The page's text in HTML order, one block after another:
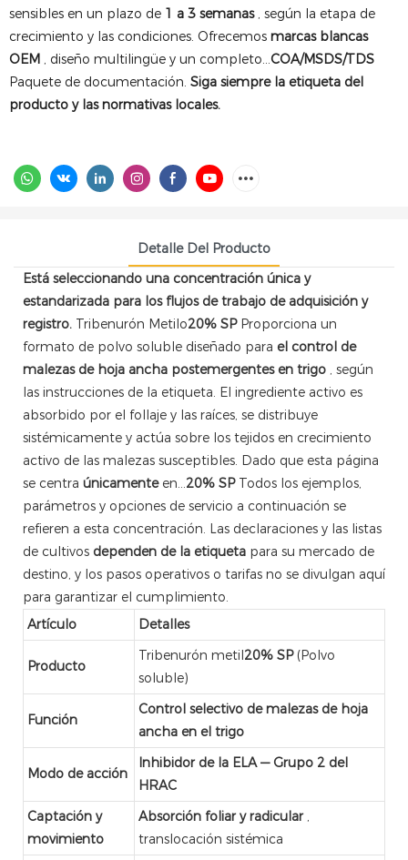
sensibles en un plazo de 1 a 3 semanas, según la etapa de
crecimiento y las condiciones. Ofrecemos marcas blancas
OEM , diseño multilingüe y un completo...COA/MSDS/TDS
Paquete de documentación. Siga siempre la etiqueta del
producto y las normativas locales.
Detalle Del Producto
Está seleccionando una concentración única y
estandarizada para los flujos de trabajo de adquisición y
registro. Tribenurón Metilo20% SPProporciona un
formato de polvo soluble diseñado para el control de
malezas de hoja ancha postemergentes en trigo , según
las instrucciones de la etiqueta. El ingrediente activo es
absorbido por el follaje y las raíces, se distribuye
sistémicamente y actúa sobre los tejidos en crecimiento
activo de las malezas susceptibles. Dado que esta página
se centra únicamenteen...20% SPTodos los ejemplos,
parámetros y opciones de servicio a continuación se
refieren a esta concentración. Las declaraciones y las listas
de cultivos dependen de la etiqueta para su mercado de
destino, y los pasos operativos o tarifas no se divulgan aquí
para garantizar el cumplimiento.
Artículo
Detalles
Producto
Tribenurón metil20% SP(Polvo
soluble)
Función
Control selectivo de malezas de hoja
ancha en el trigo
Modo de acción
Inhibidor de la ELA — Grupo 2 del
HRAC
Captación y
movimiento
Absorción foliar y radicular,
translocación sistémica